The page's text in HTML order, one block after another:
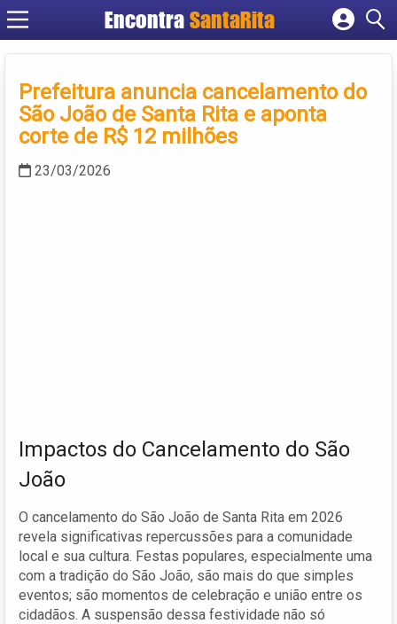
EncontraSantaRita
Cadastrar empresa
Criar conta
Prefeitura anuncia cancelamento do
São João de Santa Rita e aponta
corte de R$ 12 milhões
23/03/2026
Impactos do Cancelamento do São
João
O cancelamento do São João de Santa Rita em 2026
revela significativas repercussões para a comunidade
local e sua cultura. Festas populares, especialmente uma
com a tradição do São João, são mais do que simples
eventos; são momentos de celebração e união entre os
cidadãos. A suspensão dessa festividade não só